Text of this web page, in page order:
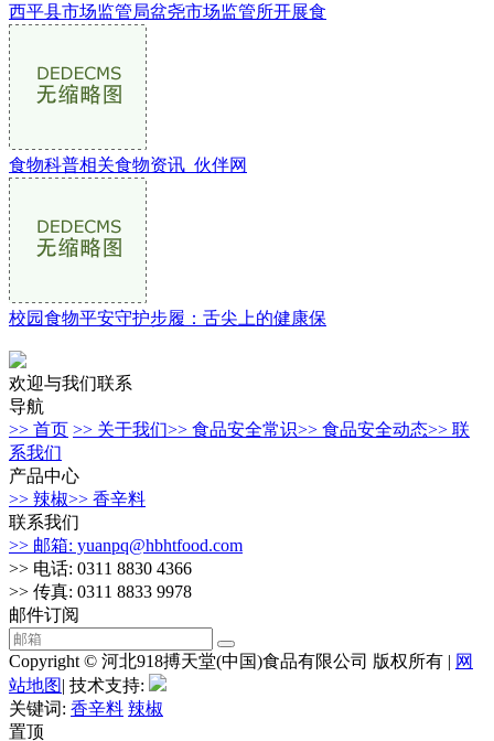
西平县市场监管局盆尧市场监管所开展食
食物科普相关食物资讯_伙伴网
校园食物平安守护步履：舌尖上的健康保
欢迎与我们联系
导航
>> 首页 >> 关于我们>> 食品安全常识>> 食品安全动态>> 联
系我们
产品中心
>> 辣椒>> 香辛料
联系我们
>> 邮箱: yuanpq@hbhtfood.com
>> 电话: 0311 8830 4366
>> 传真: 0311 8833 9978
邮件订阅
Copyright © 河北918搏天堂(中国)食品有限公司 版权所有 | 网
站地图| 技术支持:
关键词: 香辛料 辣椒
置顶